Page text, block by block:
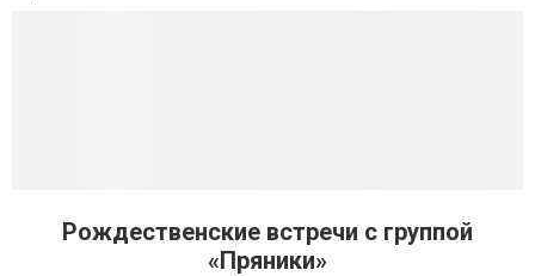
Рождественские встречи с группой
«Пряники»